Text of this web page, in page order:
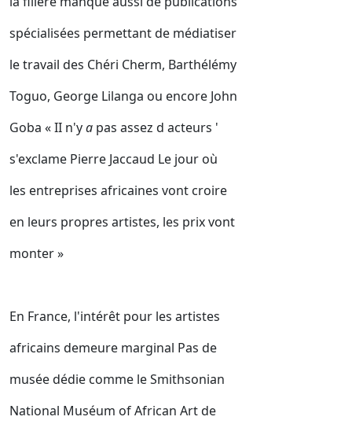
spécialisées permettant de médiatiser
le travail des Chéri Cherm, Barthélémy
Toguo, George Lilanga ou encore John
Goba « II n'ya pas assez d acteurs '
s'exclame Pierre Jaccaud Le jour où
les entreprises africaines vont croire
en leurs propres artistes, les prix vont
monter »
En France, l'intérêt pour les artistes
africains demeure marginal Pas de
musée dédie comme le Smithsonian
National Muséum of African Art de